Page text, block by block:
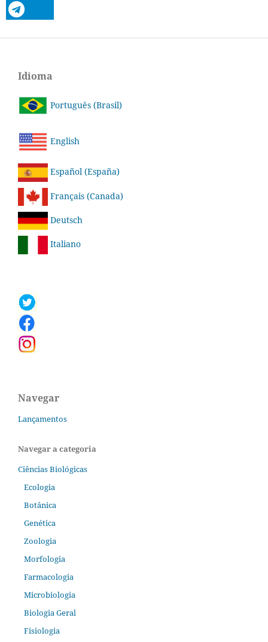
Idioma
Português (Brasil)
English
Español (España)
Français (Canada)
Deutsch
Italiano
Navegar
Lançamentos
Navegar a categoria
Ciências Biológicas
Ecologia
Botânica
Genética
Zoologia
Morfologia
Farmacologia
Microbiologia
Biologia Geral
Fisiologia